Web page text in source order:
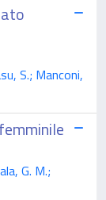
S.; Manconi,
G. M.;